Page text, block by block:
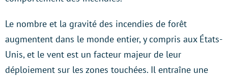
Le nombre et la gravité des incendies de forêt
augmentent dans le monde entier, y compris aux États-
Unis, et le vent est un facteur majeur de leur
déploiement sur les zones touchées. Il entraîne une